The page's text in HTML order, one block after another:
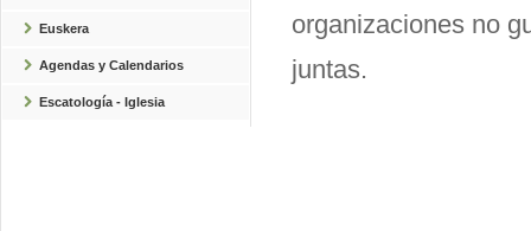
Euskera
Agendas y Calendarios
Escatología - Iglesia
organizaciones no
juntas.